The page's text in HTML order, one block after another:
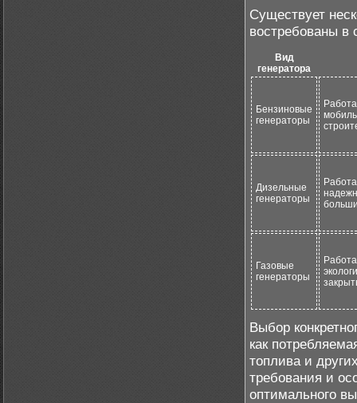
Существует
востребованы в
Вид
генератора
Бензиновые
генераторы
Дизельные
генераторы
Газовые
генераторы
Выбор
как
топлива и
требования и
оптимального